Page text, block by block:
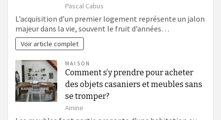
Pascal Cabus
L’acquisition d’un premier logement représente un jalon
majeur dans la vie, souvent le fruit d’années…
Voir article complet
MAISON
Comment s’y prendre pour acheter
des objets casaniers et meubles sans
se tromper?
Amine